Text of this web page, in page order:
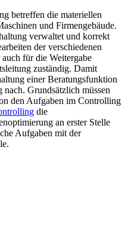
betreffen die materiellen
und Firmengebäude.
verwaltet und korrekt
der verschiedenen
für die Weitergabe
zuständig. Damit
einer Beratungsfunktion
nach. Grundsätzlich müssen
den Aufgaben im Controlling
die
an erster Stelle
Aufgaben mit der